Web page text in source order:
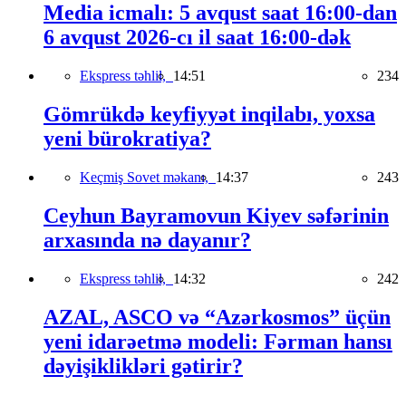
Media icmalı: 5 avqust saat 16:00-dan
6 avqust 2026-cı il saat 16:00-dək
Ekspress təhlil, 14:51 234
Gömrükdə keyfiyyət inqilabı, yoxsa
yeni bürokratiya?
Keçmiş Sovet məkanı, 14:37 243
Ceyhun Bayramovun Kiyev səfərinin
arxasında nə dayanır?
Ekspress təhlil, 14:32 242
AZAL, ASCO və “Azərkosmos” üçün
yeni idarəetmə modeli: Fərman hansı
dəyişiklikləri gətirir?